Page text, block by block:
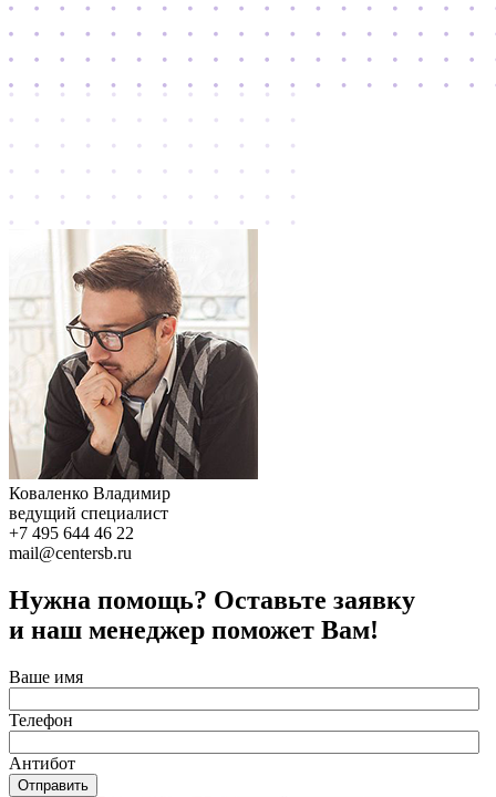
Коваленко Владимир
ведущий специалист
+7 495 644 46 22
mail@centersb.ru
Нужна помощь? Оставьте заявку
и наш менеджер поможет Вам!
Ваше имя
Телефон
Антибот
Отправить